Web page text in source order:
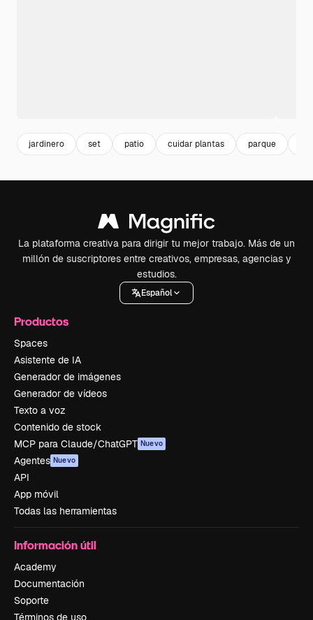
jardinero set patio cuidar plantas parque
La plataforma creativa para dirigir tu mejor trabajo. Más de un
millón de suscriptores entre creativos, empresas, agencias y
estudios.
Español
Productos
Spaces
Asistente de IA
Generador de imágenes
Generador de vídeos
Texto a voz
Contenido de stock
MCP para Claude/ChatGPT Nuevo
Agentes Nuevo
API
App móvil
Todas las herramientas
Información útil
Academy
Documentación
Soporte
Términos de uso